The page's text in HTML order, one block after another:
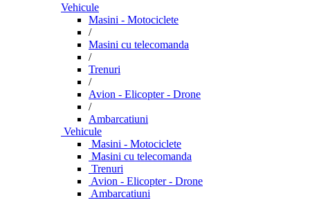
Vehicule
Masini - Motociclete
/
Masini cu telecomanda
/
Trenuri
/
Avion - Elicopter - Drone
/
Ambarcatiuni
Vehicule
Masini - Motociclete
Masini cu telecomanda
Trenuri
Avion - Elicopter - Drone
Ambarcatiuni